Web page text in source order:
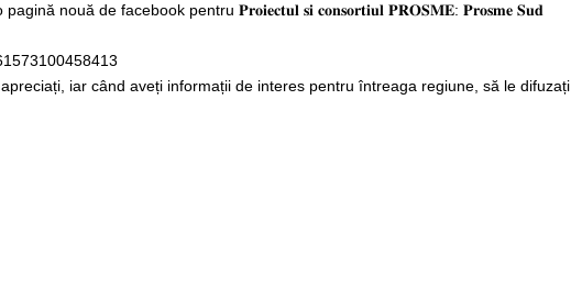
nouă de facebook pentru 𝐏𝐫𝐨𝐢𝐞𝐜𝐭𝐮𝐥 𝐬𝐢 𝐜𝐨𝐧𝐬𝐨𝐫𝐭𝐢𝐮𝐥 𝐏𝐑𝐎𝐒𝐌𝐄: 𝐏𝐫𝐨𝐬𝐦𝐞 𝐒𝐮𝐝
iar când aveți informații de interes pentru întreaga regiune, să le difuzați